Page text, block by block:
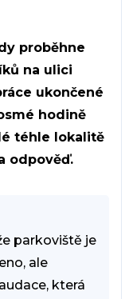
proběhne
na ulici
ukončené
hodině
téhle lokalitě
odpověď.
parkoviště je
ale
která